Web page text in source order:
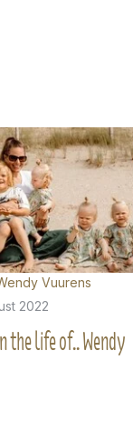
Vuurens
2022
the life of.. Wendy